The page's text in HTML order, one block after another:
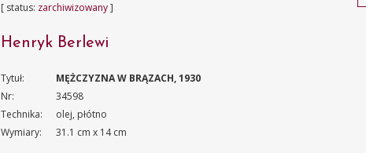
[ status: zarchiwizowany]
Henryk Berlewi
Tytuł:
MĘŻCZYZNA W BRĄZACH, 1930
Nr:
34598
Technika:
olej, płótno
Wymiary:
31.1 cm x 14 cm